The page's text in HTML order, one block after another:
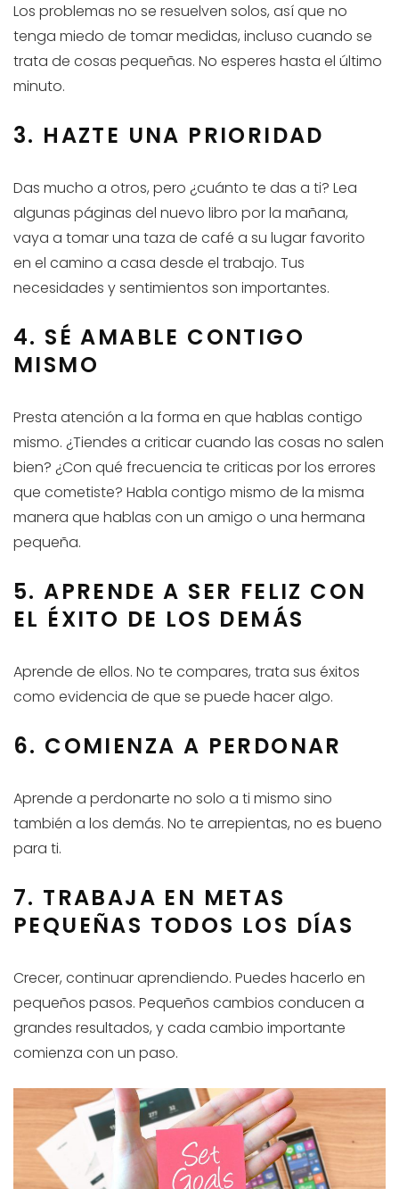
Los problemas no se resuelven solos, así que no
tenga miedo de tomar medidas, incluso cuando se
trata de cosas pequeñas. No esperes hasta el último
minuto.
3. HAZTE UNA PRIORIDAD
Das mucho a otros, pero ¿cuánto te das a ti? Lea
algunas páginas del nuevo libro por la mañana,
vaya a tomar una taza de café a su lugar favorito
en el camino a casa desde el trabajo. Tus
necesidades y sentimientos son importantes.
4. SÉ AMABLE CONTIGO
MISMO
Presta atención a la forma en que hablas contigo
mismo. ¿Tiendes a criticar cuando las cosas no salen
bien? ¿Con qué frecuencia te criticas por los errores
que cometiste? Habla contigo mismo de la misma
manera que hablas con un amigo o una hermana
pequeña.
5. APRENDE A SER FELIZ CON
EL ÉXITO DE LOS DEMÁS
Aprende de ellos. No te compares, trata sus éxitos
como evidencia de que se puede hacer algo.
6. COMIENZA A PERDONAR
Aprende a perdonarte no solo a ti mismo sino
también a los demás. No te arrepientas, no es bueno
para ti.
7. TRABAJA EN METAS
PEQUEÑAS TODOS LOS DÍAS
Crecer, continuar aprendiendo. Puedes hacerlo en
pequeños pasos. Pequeños cambios conducen a
grandes resultados, y cada cambio importante
comienza con un paso.